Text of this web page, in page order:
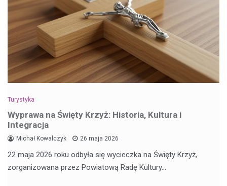
Turystyka
Wyprawa na Święty Krzyż: Historia, Kultura i
Integracja
Michał Kowalczyk 26 maja 2026
22 maja 2026 roku odbyła się wycieczka na Święty Krzyż,
zorganizowana przez Powiatową Radę Kultury…